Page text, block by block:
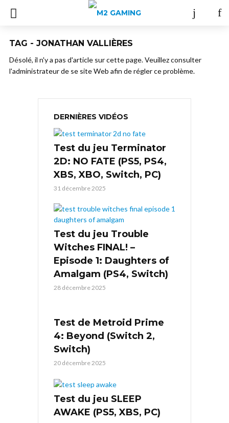
TAG - JONATHAN VALLIÈRES
Désolé, il n'y a pas d'article sur cette page. Veuillez consulter
l'administrateur de se site Web afin de régler ce problème.
DERNIÈRES VIDÉOS
Test du jeu Terminator
2D: NO FATE (PS5, PS4,
XBS, XBO, Switch, PC)
31 décembre 2025
Test du jeu Trouble
Witches FINAL! –
Episode 1: Daughters of
Amalgam (PS4, Switch)
28 décembre 2025
Test de Metroid Prime
4: Beyond (Switch 2,
Switch)
20 décembre 2025
Test du jeu SLEEP
AWAKE (PS5, XBS, PC)